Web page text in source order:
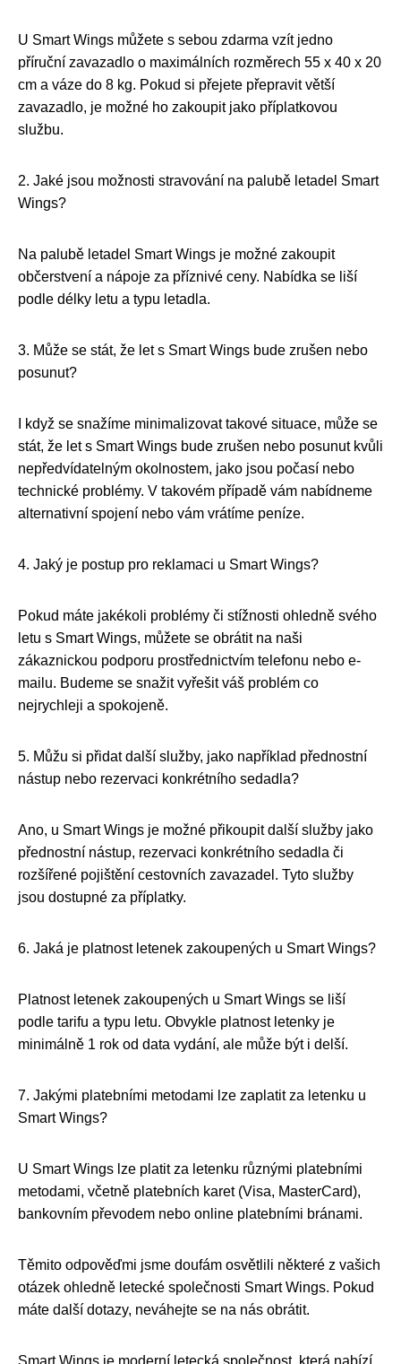
U Smart Wings můžete s sebou zdarma vzít jedno
příruční zavazadlo o maximálních rozměrech 55 x 40 x 20
cm a váze do 8 kg. Pokud si přejete přepravit větší
zavazadlo, je možné ho zakoupit jako příplatkovou
službu.
2. Jaké jsou možnosti stravování na palubě letadel Smart
Wings?
Na palubě letadel Smart Wings je možné zakoupit
občerstvení a nápoje za příznivé ceny. Nabídka se liší
podle délky letu a typu letadla.
3. Může se stát, že let s Smart Wings bude zrušen nebo
posunut?
I když se snažíme minimalizovat takové situace, může se
stát, že let s Smart Wings bude zrušen nebo posunut kvůli
nepředvídatelným okolnostem, jako jsou počasí nebo
technické problémy. V takovém případě vám nabídneme
alternativní spojení nebo vám vrátíme peníze.
4. Jaký je postup pro reklamaci u Smart Wings?
Pokud máte jakékoli problémy či stížnosti ohledně svého
letu s Smart Wings, můžete se obrátit na naši
zákaznickou podporu prostřednictvím telefonu nebo e-
mailu. Budeme se snažit vyřešit váš problém co
nejrychleji a spokojeně.
5. Můžu si přidat další služby, jako například přednostní
nástup nebo rezervaci konkrétního sedadla?
Ano, u Smart Wings je možné přikoupit další služby jako
přednostní nástup, rezervaci konkrétního sedadla či
rozšířené pojištění cestovních zavazadel. Tyto služby
jsou dostupné za příplatky.
6. Jaká je platnost letenek zakoupených u Smart Wings?
Platnost letenek zakoupených u Smart Wings se liší
podle tarifu a typu letu. Obvykle platnost letenky je
minimálně 1 rok od data vydání, ale může být i delší.
7. Jakými platebními metodami lze zaplatit za letenku u
Smart Wings?
U Smart Wings lze platit za letenku různými platebními
metodami, včetně platebních karet (Visa, MasterCard),
bankovním převodem nebo online platebními bránami.
Těmito odpověďmi jsme doufám osvětlili některé z vašich
otázek ohledně letecké společnosti Smart Wings. Pokud
máte další dotazy, neváhejte se na nás obrátit.
Smart Wings je moderní letecká společnost, která nabízí